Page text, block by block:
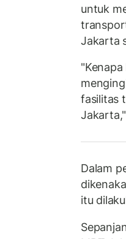
untuk
Jakarta
fasilitas
Dalam
itu